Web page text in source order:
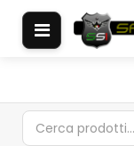
CATEGORIA
O